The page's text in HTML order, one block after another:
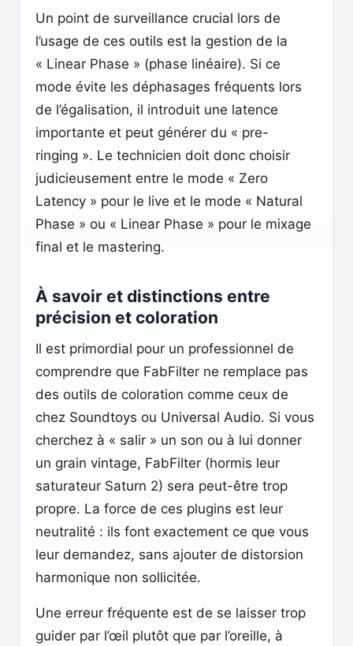
Un point de surveillance crucial lors de
l’usage de ces outils est la gestion de la
« Linear Phase » (phase linéaire). Si ce
mode évite les déphasages fréquents lors
de l’égalisation, il introduit une latence
importante et peut générer du « pre-
ringing ». Le technicien doit donc choisir
judicieusement entre le mode « Zero
Latency » pour le live et le mode « Natural
Phase » ou « Linear Phase » pour le mixage
final et le mastering.
À savoir et distinctions entre
précision et coloration
Il est primordial pour un professionnel de
comprendre que FabFilter ne remplace pas
des outils de coloration comme ceux de
chez Soundtoys ou Universal Audio. Si vous
cherchez à « salir » un son ou à lui donner
un grain vintage, FabFilter (hormis leur
saturateur Saturn 2) sera peut-être trop
propre. La force de ces plugins est leur
neutralité : ils font exactement ce que vous
leur demandez, sans ajouter de distorsion
harmonique non sollicitée.
Une erreur fréquente est de se laisser trop
guider par l’œil plutôt que par l’oreille, à